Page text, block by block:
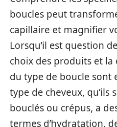
boucles peut
capillaire et magnifier
Lorsqu’il est question
choix des produits et la
du type de boucle sont
type de cheveux, qu’ils
bouclés ou crépus, a
termes d’hydratation,